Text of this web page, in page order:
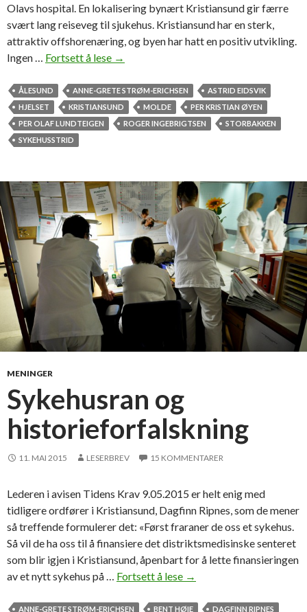
Olavs hospital. En lokalisering bynært Kristiansund gir færre
svært lang reiseveg til sjukehus. Kristiansund har en sterk,
attraktiv offshorenæring, og byen har hatt en positiv utvikling.
Ingen … Fortsett å lese S
k
e
h
k
e
n
–
e
t
s
a
m
m
d
a
g
t
t
f
r
a
R
o
→
ÅLESUND ANNE-GRETE STRØM-ERICHSEN
ASTRID EIDSVIK
HJELSET
KRISTIANSUND MOLDE
PER KRISTIAN ØYEN
PER OLAF LUNDTEIGEN
ROGER INGEBRIGTSEN
STORBAKKEN
SYKEHUSSTRID
MENINGER
Sykehusran og
historieforfalskning
11. MAI 2015 LESERBREV 15 KOMMENTARER
Lederen i avisen Tidens Krav 9.05.2015 er helt enig med
tidligere ordfører i Kristiansund, Dagfinn Ripnes, som de mener
så treffende formulerer det: «Først fraraner de oss et sykehus.
Så vil de ha oss til å finansiere det distriktsmedisinske senteret
som blir igjen i Kristiansund, åpenbart for å lette finansieringen
av et nytt sykehus på … Fortsett å lese S
k
→
ANNE-GRETE STRØM-ERICHSEN BENT HØIE
DAGFINN RIPNES